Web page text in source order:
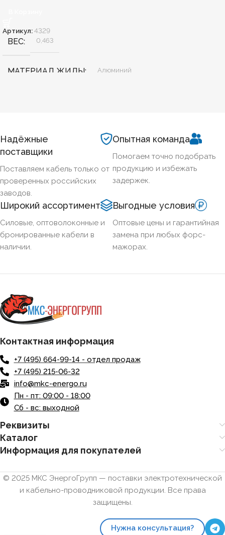
Артикул:4329
ВЕС 0,463
МАТЕРИАЛ ЖИЛЫ Алюминий
ОГНЕСТОЙКИЙ
НАЛИЧИЕ ЭКРАНА
БРОНИРОВАННЫЙ
Надёжные
поставщики
Поставляем кабель только от
проверенных российских
заводов.
Опытная команда
Помогаем точно подобрать
продукцию и избежать
задержек.
Широкий ассортимент
Силовые, оптоволоконные и
бронированные кабели в
наличии.
Выгодные условия
Оптовые цены и гарантийная
замена при любых форс-
мажорах.
Контактная информация
+7 (495) 664-99-14 - отдел продаж
+7 (495) 215-06-32
info@mkc-energo.ru
Пн - пт: 09:00 - 18:00
Сб - вс: выходной
Реквизиты
Каталог
Информация для покупателей
© 2025 МКС ЭнергоГрупп — поставки электротехнической
и кабельно-проводниковой продукции. Все права
защищены.
Нужна консультация?